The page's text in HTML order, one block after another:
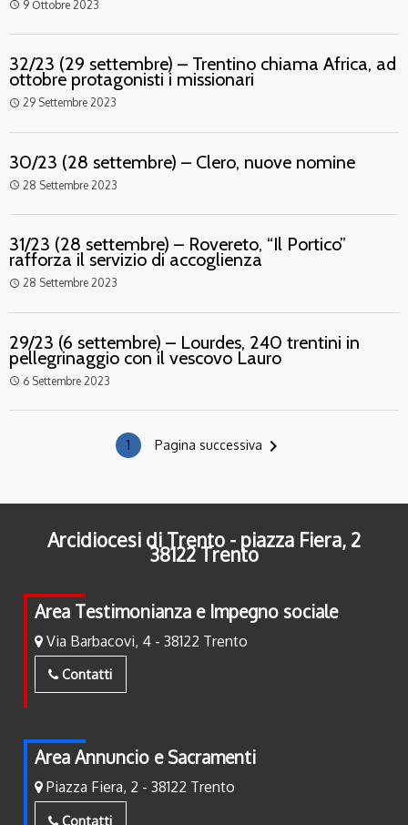
access_time 9 Ottobre 2023
32/23 (29 settembre) – Trentino chiama Africa, ad
ottobre protagonisti i missionari
access_time 29 Settembre 2023
30/23 (28 settembre) – Clero, nuove nomine
access_time 28 Settembre 2023
31/23 (28 settembre) – Rovereto, “Il Portico”
rafforza il servizio di accoglienza
access_time 28 Settembre 2023
29/23 (6 settembre) – Lourdes, 240 trentini in
pellegrinaggio con il vescovo Lauro
access_time 6 Settembre 2023
1 Pagina successiva navigate_next
Arcidiocesi di Trento - piazza Fiera, 2
38122 Trento
Area Testimonianza e Impegno sociale
Via Barbacovi, 4 - 38122 Trento
Contatti
Area Annuncio e Sacramenti
Piazza Fiera, 2 - 38122 Trento
Contatti